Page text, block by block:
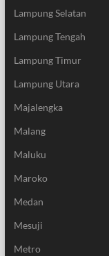
Lampung Selatan
Lampung Tengah
Lampung Timur
Lampung Utara
Majalengka
Malang
Maluku
Maroko
Medan
Mesuji
Metro